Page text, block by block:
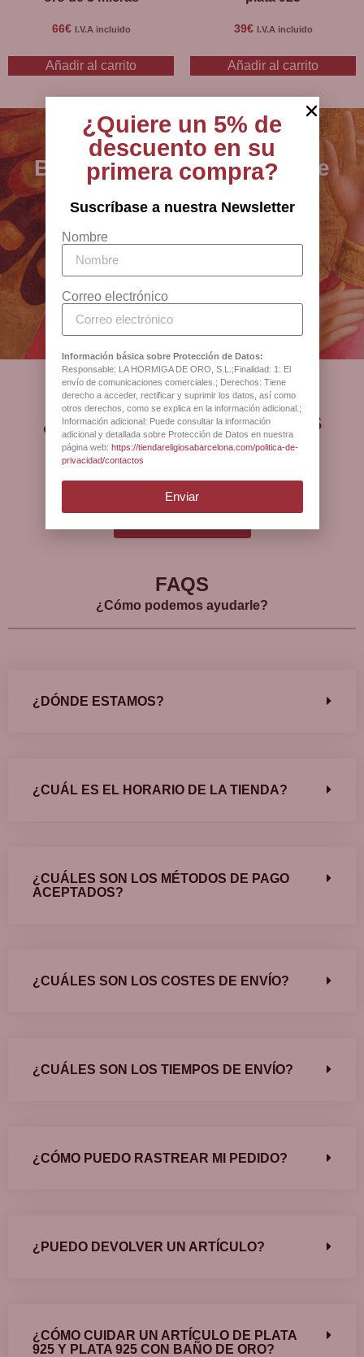
66€ I.V.A incluido
Añadir al carrito
39€ I.V.A incluido
Añadir al carrito
BCB - especialistas en arte
sacro, joyería y artículos
religiosos desde 1880
Antigua Botiga Catedral
Barcelona
¿Qué opinan nuestros
clientes?
FAQS
¿Cómo podemos ayudarle?
¿DÓNDE ESTAMOS?
¿CUÁL ES EL HORARIO DE LA TIENDA?
¿CUÁLES SON LOS MÉTODOS DE PAGO
ACEPTADOS?
¿CUÁLES SON LOS COSTES DE ENVÍO?
¿CUÁLES SON LOS TIEMPOS DE ENVÍO?
¿CÓMO PUEDO RASTREAR MI PEDIDO?
¿PUEDO DEVOLVER UN ARTÍCULO?
¿CÓMO CUIDAR UN ARTÍCULO DE PLATA
925 Y PLATA 925 CON BAÑO DE ORO?
¿Quiere un 5% de
descuento en su
primera compra?
Suscríbase a nuestra Newsletter
Nombre
Correo electrónico
Información básica sobre Protección de Datos:
Responsable: LA HORMIGA DE ORO, S.L.;Finalidad: 1: El
envío de comunicaciones comerciales.; Derechos: Tiene
derecho a acceder, rectificar y suprimir los datos, así como
otros derechos, como se explica en la información adicional.;
Información adicional: Puede consultar la información
adicional y detallada sobre Protección de Datos en nuestra
página web: https://tiendareligiosabarcelona.com/politica-de-
privacidad/contactos
Enviar